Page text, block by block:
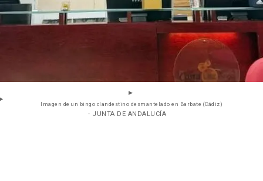
Imagen de un bingo clandestino desmantelado en Barbate (Cádiz)
- JUNTA DE ANDALUCÍA